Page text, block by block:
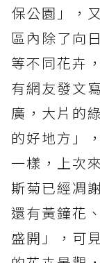
保公園」，
區內除了向
等不同花卉
有網友發文
廣，大片的
的好地方」
一樣，上次
斯菊已經凋
還有黃鐘花
盛開」，可